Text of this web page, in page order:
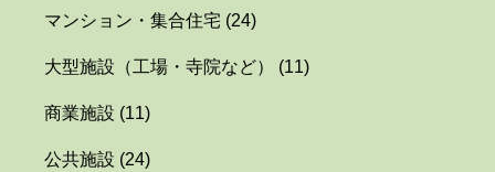
マンション・集合住宅 (24)
大型施設（工場・寺院など） (11)
商業施設 (11)
公共施設 (24)